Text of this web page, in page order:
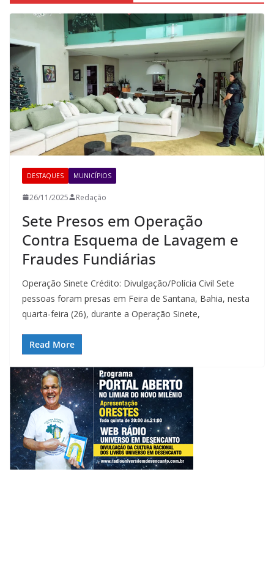
DESTAQUES MUNICÍPIOS
26/11/2025 Redação
Sete Presos em Operação
Contra Esquema de Lavagem e
Fraudes Fundiárias
Operação Sinete Crédito: Divulgação/Polícia Civil Sete
pessoas foram presas em Feira de Santana, Bahia, nesta
quarta-feira (26), durante a Operação Sinete,
Read More